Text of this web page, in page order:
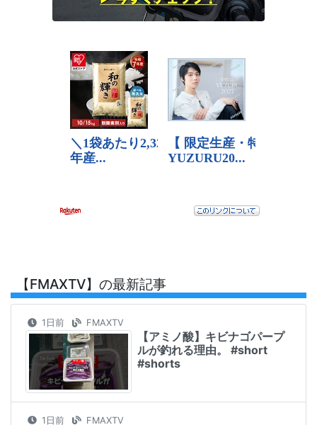
【FMAXTV】の最新記事
1日前 FMAXTV
【アミノ酸】キビナゴパープ
ルが釣れる理由。 #short
#shorts
1日前 FMAXTV